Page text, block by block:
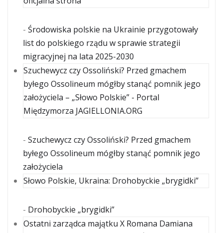
- Środowiska polskie na Ukrainie przygotowały
list do polskiego rządu w sprawie strategii
migracyjnej na lata 2025-2030
Szuchewycz czy Ossoliński? Przed gmachem
byłego Ossolineum mógłby stanąć pomnik jego
założyciela – „Słowo Polskie” - Portal
Międzymorza JAGIELLONIA.ORG
- Szuchewycz czy Ossoliński? Przed gmachem
byłego Ossolineum mógłby stanąć pomnik jego
założyciela
Słowo Polskie, Ukraina: Drohobyckie „brygidki”
- Drohobyckie „brygidki”
Ostatni zarządca majątku X Romana Damiana